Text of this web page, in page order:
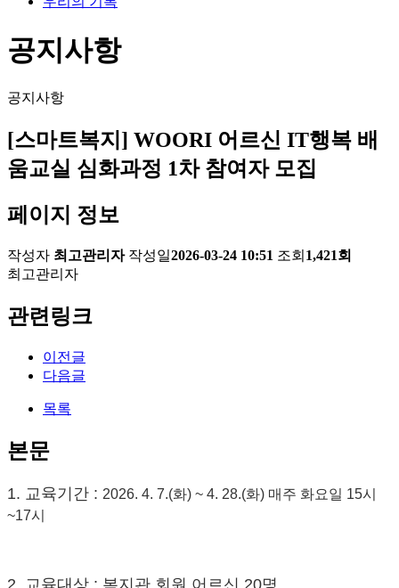
공지사항
공지사항
[스마트복지] WOORI 어르신 IT행복 배
움교실 심화과정 1차 참여자 모집
페이지 정보
작성자 최고관리자 작성일2026-03-24 10:51 조회 1,421회
최고관리자
관련링크
이전글
다음글
목록
본문
1. 교육기간 : 2026. 4. 7.(화) ~ 4. 28.(화) 매주 화요일 15시
~17시
2. 교육대상 : 복지관 회원 어르신 20명